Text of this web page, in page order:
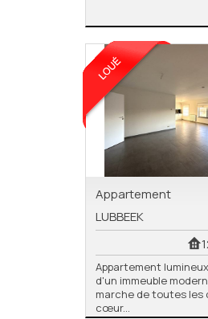
Appartement
LUBBEEK
Appartement
d'un immeuble
marche de toutes les
cœur...